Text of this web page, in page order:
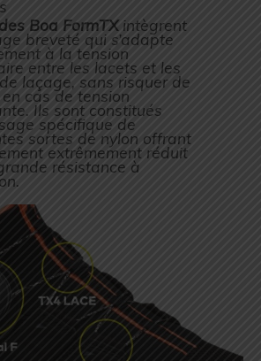
Boa FormTXintègrent
breveté qui s’adapte
à la tension
entre les lacets et les
laçage, sans risquer de
cas de tension
Ils sont constitués
spécifique de
sortes de nylon offrant
extrêmement réduit
résistance à